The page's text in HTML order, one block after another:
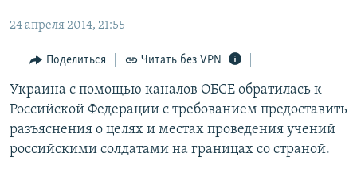
главной
навигации
Вернутся
поиску
11 ЛЕТ ОККУПАЦИИ КРЫМА. 11 ИСТОРИЙ СОПРОТИВЛЕНИЯ
ЕЩЕ
ИНТЕРАКТИВ
ИНФОГРАФИКА
ТЕЛЕПРОЕКТ КРЫМ.РЕАЛИИ
СОВЕТЫ ПРАВОЗАЩИТНИКОВ
РАДІО СВОБОДА
КАК ОБОЙТИ БЛОКИРОВКУ
Українською
24 апреля 2014, 21:55
Поделиться Читать без VPN
Украина с помощью каналов ОБСЕ обратилась к
Российской Федерации с требованием предоставить
разъяснения о целях и местах проведения учений
российскими солдатами на границах со страной.